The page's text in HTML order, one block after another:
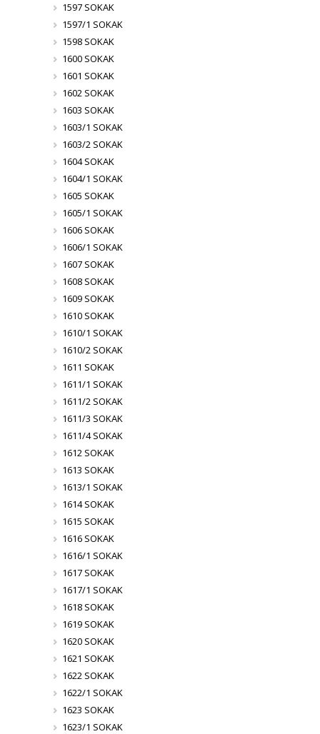
1597 SOKAK
1597/1 SOKAK
1598 SOKAK
1600 SOKAK
1601 SOKAK
1602 SOKAK
1603 SOKAK
1603/1 SOKAK
1603/2 SOKAK
1604 SOKAK
1604/1 SOKAK
1605 SOKAK
1605/1 SOKAK
1606 SOKAK
1606/1 SOKAK
1607 SOKAK
1608 SOKAK
1609 SOKAK
1610 SOKAK
1610/1 SOKAK
1610/2 SOKAK
1611 SOKAK
1611/1 SOKAK
1611/2 SOKAK
1611/3 SOKAK
1611/4 SOKAK
1612 SOKAK
1613 SOKAK
1613/1 SOKAK
1614 SOKAK
1615 SOKAK
1616 SOKAK
1616/1 SOKAK
1617 SOKAK
1617/1 SOKAK
1618 SOKAK
1619 SOKAK
1620 SOKAK
1621 SOKAK
1622 SOKAK
1622/1 SOKAK
1623 SOKAK
1623/1 SOKAK